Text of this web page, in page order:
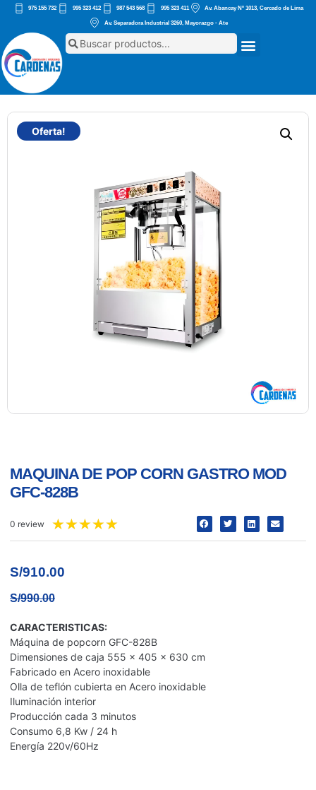
975 155 732 995 323 412 987 543 568 995 323 411 Av. Abancay Nº 1013, Cercado de Lima
Av. Separadora Industrial 3260, Mayorazgo - Ate
Oferta!
MAQUINA DE POP CORN GASTRO MOD
GFC-828B
0 review ★★★★★
S/910.00
S/990.00
CARACTERISTICAS:
Máquina de popcorn GFC-828B
Dimensiones de caja 555 x 405 x 630 cm
Fabricado en Acero inoxidable
Olla de teflón cubierta en Acero inoxidable
Iluminación interior
Producción cada 3 minutos
Consumo 6,8 Kw / 24 h
Energía 220v/60Hz